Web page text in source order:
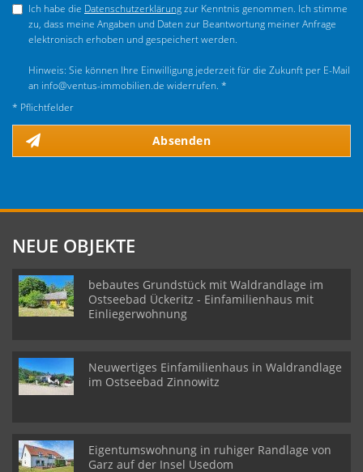
Ich habe die Datenschutzerklärungzur Kenntnis genommen. Ich stimme
zu, dass meine Angaben und Daten zur Beantwortung meiner Anfrage
elektronisch erhoben und gespeichert werden.
Hinweis: Sie können Ihre Einwilligung jederzeit für die Zukunft per E-Mail
an info@ventus-immobilien.de widerrufen. *
* Pflichtfelder
Absenden
NEUE OBJEKTE
bebautes Grundstück mit Waldrandlage im
Ostseebad Ückeritz - Einfamilienhaus mit
Einliegerwohnung
Neuwertiges Einfamilienhaus in Waldrandlage
im Ostseebad Zinnowitz
Eigentumswohnung in ruhiger Randlage von
Garz auf der Insel Usedom